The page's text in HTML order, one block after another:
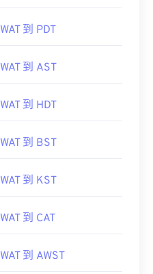
WAT 到 PDT
WAT 到 AST
WAT 到 HDT
WAT 到 BST
WAT 到 KST
WAT 到 CAT
WAT 到 AWST